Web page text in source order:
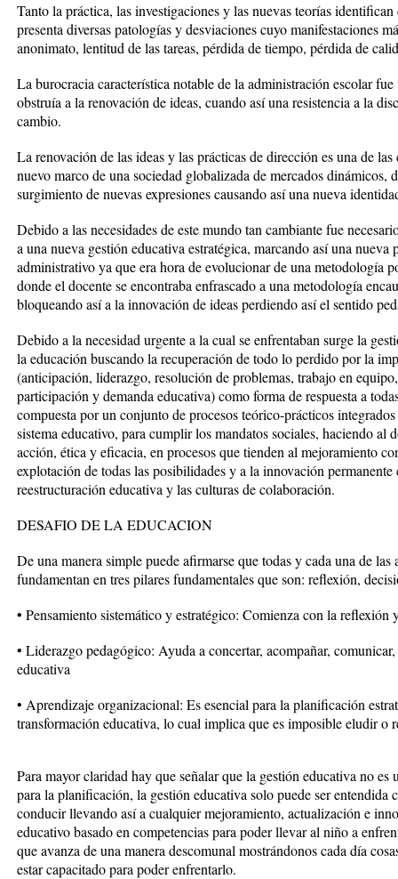
Tanto la práctica, las investigaciones y las nuevas teorías
presenta diversas patologías y desviaciones cuyo manifestaciones
anonimato, lentitud de las tareas, pérdida de tiempo, pérdida de
La burocracia característica notable de la administración escolar
obstruía a la renovación de ideas, cuando así una resistencia a la
cambio.
La renovación de las ideas y las prácticas de dirección es una de las
nuevo marco de una sociedad globalizada de mercados dinámicos,
surgimiento de nuevas expresiones causando así una nueva
Debido a las necesidades de este mundo tan cambiante fue
a una nueva gestión educativa estratégica, marcando así una
administrativo ya que era hora de evolucionar de una metodología
donde el docente se encontraba enfrascado a una metodología
bloqueando así a la innovación de ideas perdiendo así el sentido
Debido a la necesidad urgente a la cual se enfrentaban surge la
la educación buscando la recuperación de todo lo perdido por la
(anticipación, liderazgo, resolución de problemas, trabajo en
participación y demanda educativa) como forma de respuesta a
compuesta por un conjunto de procesos teórico-prácticos
sistema educativo, para cumplir los mandatos sociales, haciendo al
acción, ética y eficacia, en procesos que tienden al mejoramiento
explotación de todas las posibilidades y a la innovación
reestructuración educativa y las culturas de colaboración.
DESAFIO DE LA EDUCACION
De una manera simple puede afirmarse que todas y cada una de
fundamentan en tres pilares fundamentales que son: reflexión,
• Pensamiento sistemático y estratégico: Comienza con la
• Liderazgo pedagógico: Ayuda a concertar, acompañar,
educativa
• Aprendizaje organizacional: Es esencial para la planificación
transformación educativa, lo cual implica que es imposible eludir o
Para mayor claridad hay que señalar que la gestión educativa no
para la planificación, la gestión educativa solo puede ser entendida
conducir llevando así a cualquier mejoramiento, actualización e
educativo basado en competencias para poder llevar al niño a
que avanza de una manera descomunal mostrándonos cada día
estar capacitado para poder enfrentarlo.